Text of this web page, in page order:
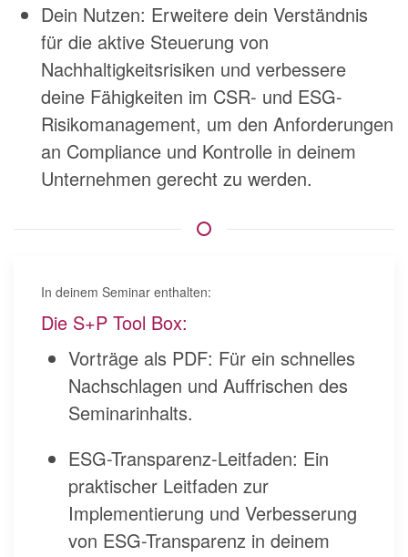
Dein Nutzen: Erweitere dein Verständnis
für die aktive Steuerung von
Nachhaltigkeitsrisiken und verbessere
deine Fähigkeiten im CSR- und ESG-
Risikomanagement, um den Anforderungen
an Compliance und Kontrolle in deinem
Unternehmen gerecht zu werden.
In deinem Seminar enthalten:
Die S+P Tool Box:
Vorträge als PDF: Für ein schnelles
Nachschlagen und Auffrischen des
Seminarinhalts.
ESG-Transparenz-Leitfaden: Ein
praktischer Leitfaden zur
Implementierung und Verbesserung
von ESG-Transparenz in deinem